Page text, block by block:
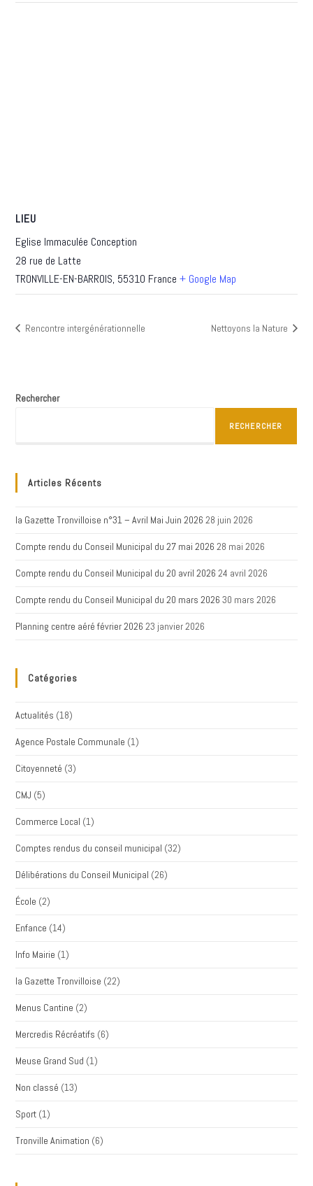
LIEU
Eglise Immaculée Conception
28 rue de Latte
TRONVILLE-EN-BARROIS, 55310 France + Google Map
Rencontre intergénérationnelle Nettoyons la Nature
Rechercher
RECHERCHER
Articles Récents
la Gazette Tronvilloise n°31 – Avril Mai Juin 2026 28 juin 2026
Compte rendu du Conseil Municipal du 27 mai 2026 28 mai 2026
Compte rendu du Conseil Municipal du 20 avril 2026 24 avril 2026
Compte rendu du Conseil Municipal du 20 mars 2026 30 mars 2026
Planning centre aéré février 2026 23 janvier 2026
Catégories
Actualités (18)
Agence Postale Communale (1)
Citoyenneté (3)
CMJ (5)
Commerce Local (1)
Comptes rendus du conseil municipal (32)
Délibérations du Conseil Municipal (26)
École (2)
Enfance (14)
Info Mairie (1)
la Gazette Tronvilloise (22)
Menus Cantine (2)
Mercredis Récréatifs (6)
Meuse Grand Sud (1)
Non classé (13)
Sport (1)
Tronville Animation (6)